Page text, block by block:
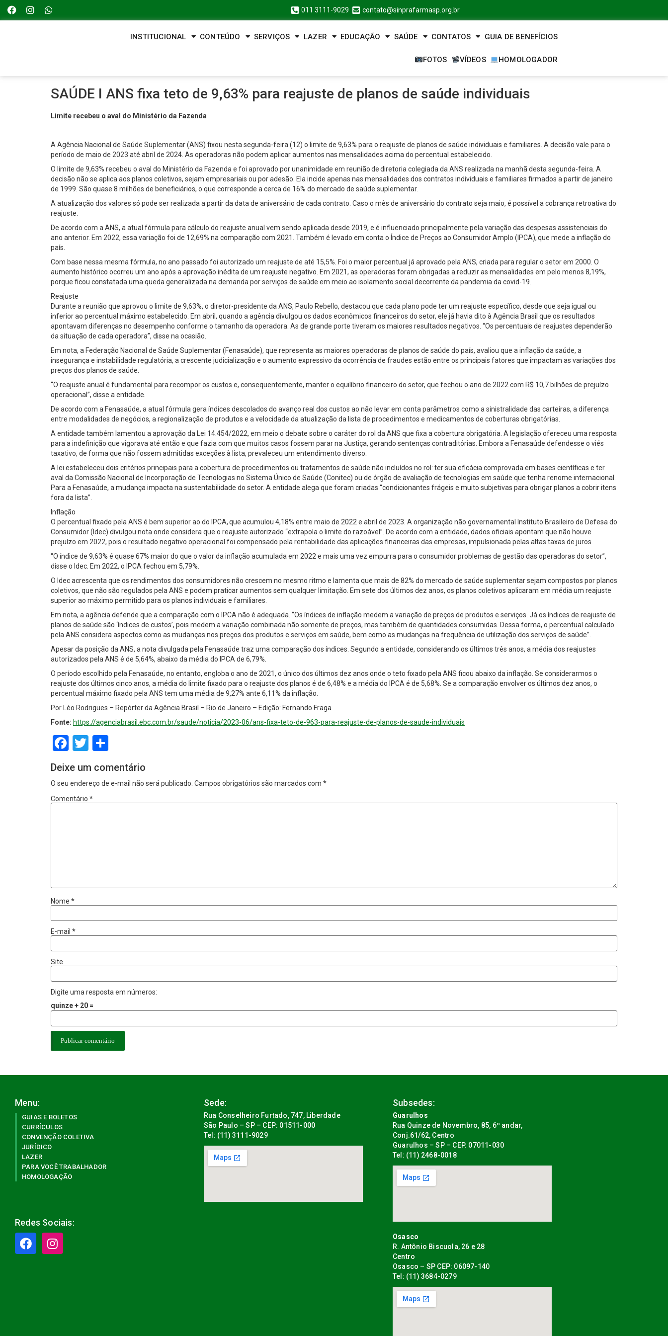
011 3111-9029 contato@sinprafarmasp.org.br
INSTITUCIONAL CONTEÚDO SERVIÇOS LAZER EDUCAÇÃO SAÚDE CONTATOS GUIA DE BENEFÍCIOS
FOTOS VÍDEOS HOMOLOGADOR
SAÚDE I ANS fixa teto de 9,63% para reajuste de planos de saúde individuais
Limite recebeu o aval do Ministério da Fazenda
A Agência Nacional de Saúde Suplementar (ANS) fixou nesta segunda-feira (12) o limite de 9,63% para o reajuste de planos de saúde individuais e familiares. A decisão vale para o
período de maio de 2023 até abril de 2024. As operadoras não podem aplicar aumentos nas mensalidades acima do percentual estabelecido.
O limite de 9,63% recebeu o aval do Ministério da Fazenda e foi aprovado por unanimidade em reunião de diretoria colegiada da ANS realizada na manhã desta segunda-feira. A
decisão não se aplica aos planos coletivos, sejam empresariais ou por adesão. Ela incide apenas nas mensalidades dos contratos individuais e familiares firmados a partir de janeiro
de 1999. São quase 8 milhões de beneficiários, o que corresponde a cerca de 16% do mercado de saúde suplementar.
A atualização dos valores só pode ser realizada a partir da data de aniversário de cada contrato. Caso o mês de aniversário do contrato seja maio, é possível a cobrança retroativa do
reajuste.
De acordo com a ANS, a atual fórmula para cálculo do reajuste anual vem sendo aplicada desde 2019, e é influenciado principalmente pela variação das despesas assistenciais do
ano anterior. Em 2022, essa variação foi de 12,69% na comparação com 2021. Também é levado em conta o Índice de Preços ao Consumidor Amplo (IPCA), que mede a inflação do
país.
Com base nessa mesma fórmula, no ano passado foi autorizado um reajuste de até 15,5%. Foi o maior percentual já aprovado pela ANS, criada para regular o setor em 2000. O
aumento histórico ocorreu um ano após a aprovação inédita de um reajuste negativo. Em 2021, as operadoras foram obrigadas a reduzir as mensalidades em pelo menos 8,19%,
porque ficou constatada uma queda generalizada na demanda por serviços de saúde em meio ao isolamento social decorrente da pandemia da covid-19.
Reajuste
Durante a reunião que aprovou o limite de 9,63%, o diretor-presidente da ANS, Paulo Rebello, destacou que cada plano pode ter um reajuste específico, desde que seja igual ou
inferior ao percentual máximo estabelecido. Em abril, quando a agência divulgou os dados econômicos financeiros do setor, ele já havia dito à Agência Brasil que os resultados
apontavam diferenças no desempenho conforme o tamanho da operadora. As de grande porte tiveram os maiores resultados negativos. “Os percentuais de reajustes dependerão
da situação de cada operadora”, disse na ocasião.
Em nota, a Federação Nacional de Saúde Suplementar (Fenasaúde), que representa as maiores operadoras de planos de saúde do país, avaliou que a inflação da saúde, a
insegurança e instabilidade regulatória, a crescente judicialização e o aumento expressivo da ocorrência de fraudes estão entre os principais fatores que impactam as variações dos
preços dos planos de saúde.
“O reajuste anual é fundamental para recompor os custos e, consequentemente, manter o equilíbrio financeiro do setor, que fechou o ano de 2022 com R$ 10,7 bilhões de prejuízo
operacional”, disse a entidade.
De acordo com a Fenasaúde, a atual fórmula gera índices descolados do avanço real dos custos ao não levar em conta parâmetros como a sinistralidade das carteiras, a diferença
entre modalidades de negócios, a regionalização de produtos e a velocidade da atualização da lista de procedimentos e medicamentos de coberturas obrigatórias.
A entidade também lamentou a aprovação da Lei 14.454/2022, em meio o debate sobre o caráter do rol da ANS que fixa a cobertura obrigatória. A legislação ofereceu uma resposta
para a indefinição que vigorava até então e que fazia com que muitos casos fossem parar na Justiça, gerando sentenças contraditórias. Embora a Fenasaúde defendesse o viés
taxativo, de forma que não fossem admitidas exceções à lista, prevaleceu um entendimento diverso.
A lei estabeleceu dois critérios principais para a cobertura de procedimentos ou tratamentos de saúde não incluídos no rol: ter sua eficácia comprovada em bases científicas e ter
aval da Comissão Nacional de Incorporação de Tecnologias no Sistema Único de Saúde (Conitec) ou de órgão de avaliação de tecnologias em saúde que tenha renome internacional.
Para a Fenasaúde, a mudança impacta na sustentabilidade do setor. A entidade alega que foram criadas “condicionantes frágeis e muito subjetivas para obrigar planos a cobrir itens
fora da lista”.
Inflação
O percentual fixado pela ANS é bem superior ao do IPCA, que acumulou 4,18% entre maio de 2022 e abril de 2023. A organização não governamental Instituto Brasileiro de Defesa do
Consumidor (Idec) divulgou nota onde considera que o reajuste autorizado “extrapola o limite do razoável”. De acordo com a entidade, dados oficiais apontam que não houve
prejuízo em 2022, pois o resultado negativo operacional foi compensado pela rentabilidade das aplicações financeiras das empresas, impulsionada pelas altas taxas de juros.
“O índice de 9,63% é quase 67% maior do que o valor da inflação acumulada em 2022 e mais uma vez empurra para o consumidor problemas de gestão das operadoras do setor”,
disse o Idec. Em 2022, o IPCA fechou em 5,79%.
O Idec acrescenta que os rendimentos dos consumidores não crescem no mesmo ritmo e lamenta que mais de 82% do mercado de saúde suplementar sejam compostos por planos
coletivos, que não são regulados pela ANS e podem praticar aumentos sem qualquer limitação. Em sete dos últimos dez anos, os planos coletivos aplicaram em média um reajuste
superior ao máximo permitido para os planos individuais e familiares.
Em nota, a agência defende que a comparação com o IPCA não é adequada. “Os índices de inflação medem a variação de preços de produtos e serviços. Já os índices de reajuste de
planos de saúde são ‘índices de custos’, pois medem a variação combinada não somente de preços, mas também de quantidades consumidas. Dessa forma, o percentual calculado
pela ANS considera aspectos como as mudanças nos preços dos produtos e serviços em saúde, bem como as mudanças na frequência de utilização dos serviços de saúde”.
Apesar da posição da ANS, a nota divulgada pela Fenasaúde traz uma comparação dos índices. Segundo a entidade, considerando os últimos três anos, a média dos reajustes
autorizados pela ANS é de 5,64%, abaixo da média do IPCA de 6,79%.
O período escolhido pela Fenasaúde, no entanto, engloba o ano de 2021, o único dos últimos dez anos onde o teto fixado pela ANS ficou abaixo da inflação. Se considerarmos o
reajuste dos últimos cinco anos, a média do limite fixado para o reajuste dos planos é de 6,48% e a média do IPCA é de 5,68%. Se a comparação envolver os últimos dez anos, o
percentual máximo fixado pela ANS tem uma média de 9,27% ante 6,11% da inflação.
Por Léo Rodrigues – Repórter da Agência Brasil – Rio de Janeiro – Edição: Fernando Fraga
Fonte: https://agenciabrasil.ebc.com.br/saude/noticia/2023-06/ans-fixa-teto-de-963-para-reajuste-de-planos-de-saude-individuais
Facebook
Twitter
Deixe um comentário
O seu endereço de e-mail não será publicado. Campos obrigatórios são marcados com *
Comentário *
Nome *
E-mail *
Site
Digite uma resposta em números:
quinze + 20 =
Menu:
GUIAS E BOLETOS
CURRÍCULOS
CONVENÇÃO COLETIVA
JURÍDICO
LAZER
PARA VOCÊ TRABALHADOR
HOMOLOGAÇÃO
Redes Sociais:
Sede:
Rua Conselheiro Furtado, 747, Liberdade
São Paulo – SP – CEP: 01511-000
Tel: (11) 3111-9029
Subsedes:
Guarulhos
Rua Quinze de Novembro, 85, 6º andar,
Conj.61/62, Centro
Guarulhos – SP – CEP. 07011-030
Tel: (11) 2468-0018
Osasco
R. Antônio Biscuola, 26 e 28
Centro
Osasco – SP CEP: 06097-140
Tel: (11) 3684-0279